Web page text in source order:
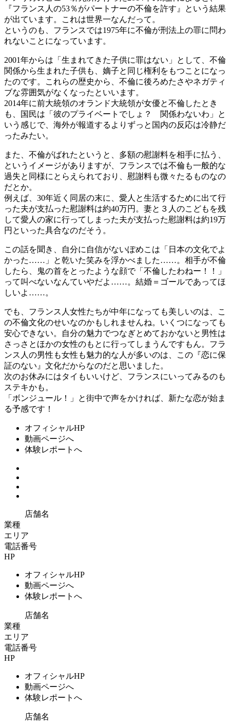
『フランス人の53％がパートナーの不倫を許す』
という結果
が出ています。これは世界一なんだって。
というのも、フランスでは1975年に不倫が刑法上の罪に問わ
れないことになっています。
2001年からは「生まれてきた子供に罪はない」として、不倫
関係から生まれた子供も、嫡子と同じ権利をもつことになっ
たのです。これらの歴史から、不倫に後ろめたさやネガティ
ブな雰囲気がなくなったといいます。
2014年に前大統領のオランド大統領が女優と不倫したとき
も、国民は「彼のプライベートでしょ？ 関係わないわ」と
いう感じで、海外が報道するよりずっと国内の反応は冷静だ
ったみたい。
また、不倫がばれたというと、多額の慰謝料を相手に払う、
というイメージがありますが、フランスでは不倫も一般的な
過失と同様にとらえられており、 慰謝料も微々たるものなの
だとか。
例えば、30年近く同居の末に、愛人と生活するために出て行
った夫が支払った慰謝料は約40万円。妻と３人のこどもを残
して愛人の家に行ってしまった夫が支払った慰謝料は約19万
円といった具合なのだそう。
この話を聞き、自分に自信がないぽめこは 「日本の文化でよ
かった……」
と乾いた笑みを浮かべました……。相手が不倫
したら、鬼の首をとったような顔で「不倫したわねー！！」
って叫べないなんていやだよ……。結婚＝ゴールであってほ
しいよ……。
でも、フランス人女性たちが中年になっても美しいのは、こ
の不倫文化のせいなのかもしれませんね。いくつになっても
安心できない。自分の魅力でつなぎとめておかないと男性は
さっさとほかの女性のもとに行ってしまうんですもん。フラ
ンス人の男性も女性も魅力的な人が多いのは、この『恋に保
証のない』文化だからなのだと思いました。
次のお休みにはタイもいいけど、フランスにいってみるのも
ステキかも。
「ボンジュール！」と街中で声をかければ、新たな恋が始ま
る予感です！
オフィシャルHP
動画ページへ
体験レポートへ
店舗名
業種
エリア
電話番号
HP
オフィシャルHP
動画ページへ
体験レポートへ
店舗名
業種
エリア
電話番号
HP
オフィシャルHP
動画ページへ
体験レポートへ
店舗名